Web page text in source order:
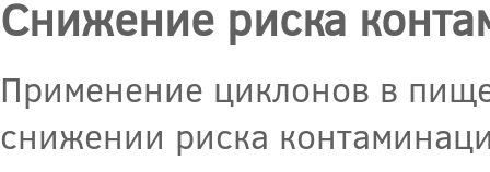
Снижение риска
Применение циклонов в
снижении риска